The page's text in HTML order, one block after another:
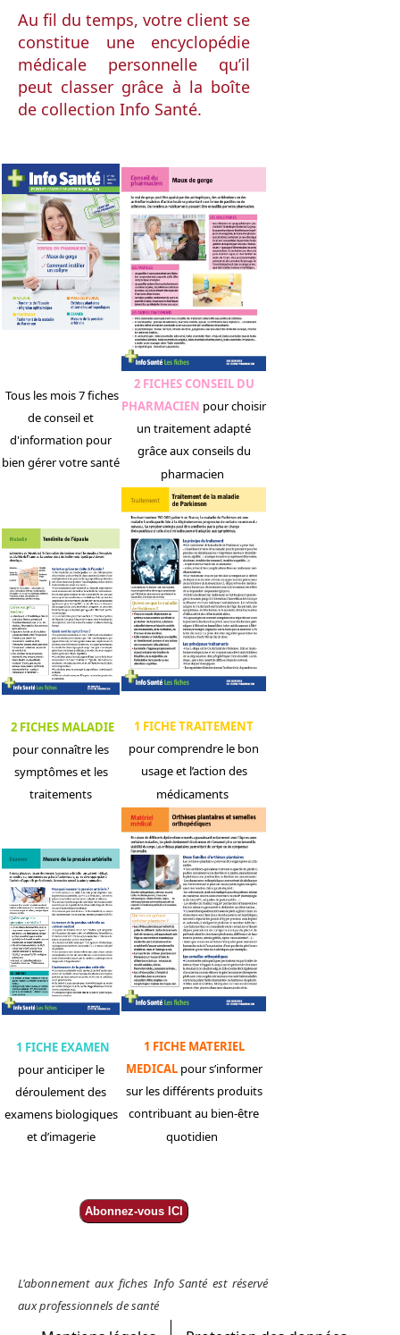
Au fil du temps, votre client se
constitue une encyclopédie
médicale personnelle qu’il
peut classer grâce à la boîte
de collection Info Santé.
Tous les mois 7 fiches
de conseil et
d'information pour
bien gérer votre santé
2 FICHES CONSEIL DU
PHARMACIEN pour choisir
un traitement adapté
grâce aux conseils du
pharmacien
2 FICHES MALADIE
pour connaître les
symptômes et les
traitements
1 FICHE TRAITEMENT
pour comprendre le bon
usage et l’action des
médicaments
1 FICHE EXAMEN
pour anticiper le
déroulement des
examens biologiques
et d’imagerie
1 FICHE MATERIEL
MEDICAL pour s’informer
sur les différents produits
contribuant au bien-être
quotidien
Abonnez-vous ICI
L'abonnement aux fiches Info Santé est réservé
aux professionnels de santé